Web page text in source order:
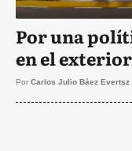
Por una
en el exterior
Por Carlos Julio Báez Evertsz